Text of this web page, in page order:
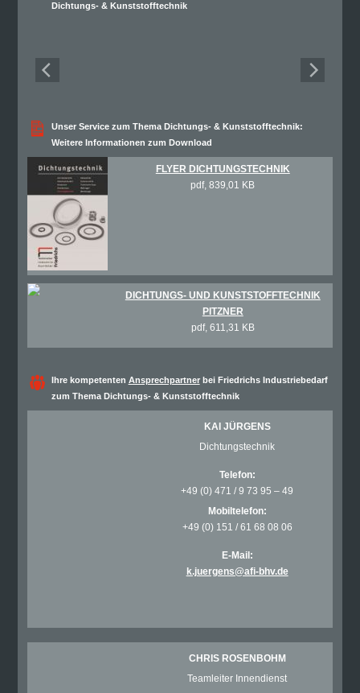
Dichtungs- & Kunststofftechnik
Unser Service zum Thema Dichtungs- & Kunststofftechnik:
Weitere Informationen zum Download
FLYER DICHTUNGSTECHNIK
pdf, 839,01 KB
DICHTUNGS- UND KUNSTSTOFFTECHNIK
PITZNER
pdf, 611,31 KB
Ihre kompetenten Ansprechpartnerbei Friedrichs Industriebedarf
zum Thema Dichtungs- & Kunststofftechnik
KAI JÜRGENS
Dichtungstechnik
Telefon:
+49 (0) 471 / 9 73 95 – 49
Mobiltelefon:
+49 (0) 151 / 61 68 08 06
E-Mail:
k.juergens@afi-bhv.de
CHRIS ROSENBOHM
Teamleiter Innendienst